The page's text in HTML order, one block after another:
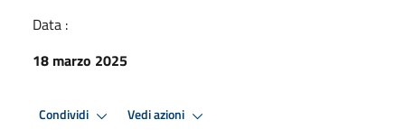
Data :
18 marzo 2025
Condividi Vedi azioni